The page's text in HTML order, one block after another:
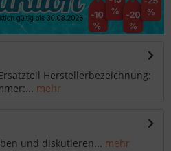
Herstellerbezeichnung:
mehr
und diskutieren... mehr